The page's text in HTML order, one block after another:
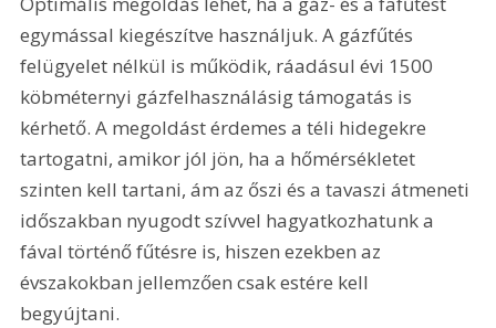
egymással kiegészítve használjuk. A gázfűtés
felügyelet nélkül is működik, ráadásul évi 1500
köbméternyi gázfelhasználásig támogatás is
kérhető. A megoldást érdemes a téli hidegekre
tartogatni, amikor jól jön, ha a hőmérsékletet
szinten kell tartani, ám az őszi és a tavaszi átmeneti
időszakban nyugodt szívvel hagyatkozhatunk a
fával történő fűtésre is, hiszen ezekben az
évszakokban jellemzően csak estére kell
begyújtani.